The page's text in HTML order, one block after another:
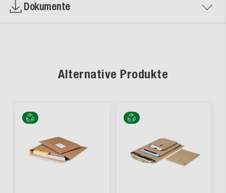
Dokumente
Alternative Produkte